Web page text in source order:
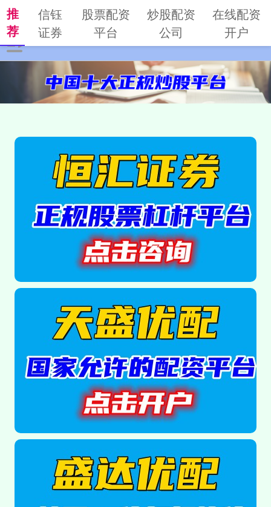
推
荐
信钰
证券
股票配资
平台
炒股配资
公司
在线配资
开户